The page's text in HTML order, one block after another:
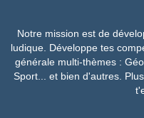
Notre mission est de
ludique. Développe tes
générale multi-thèmes :
Sport... et bien d'autres.